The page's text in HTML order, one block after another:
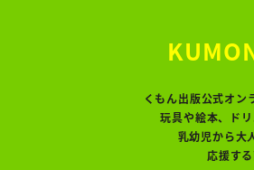
くもん出版公式オン
玩具や絵本、ド
乳幼児から大
応援す